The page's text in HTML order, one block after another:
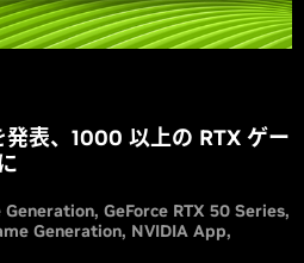
表、1000 以上の RTX ゲー
Generation GeForce RTX 50 Series
Generation NVIDIA App